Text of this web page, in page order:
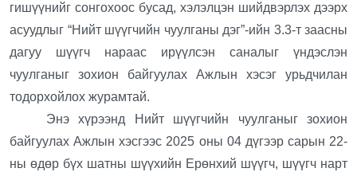
гишүүнийг сонгохоос бусад, хэлэлцэн шийдвэрлэх дээрх
асуудлыг “Нийт шүүгчийн чуулганы дэг”-ийн 3.3-т заасны
дагуу шүүгч нараас ирүүлсэн саналыг үндэслэн
чуулганыг зохион байгуулах Ажлын хэсэг урьдчилан
тодорхойлох журамтай.
Энэ хүрээнд Нийт шүүгчийн чуулганыг зохион
байгуулах Ажлын хэсгээс 2025 оны 04 дүгээр сарын 22-
ны өдөр бүх шатны шүүхийн Ерөнхий шүүгч, шүүгч нарт